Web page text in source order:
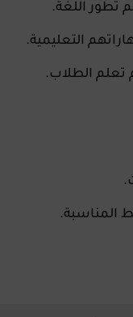
تطور اللغة.
التعليمية.
تعلم الطلاب.
المناسبة.